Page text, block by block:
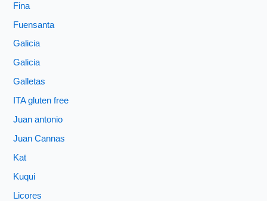
Fina
Fuensanta
Galicia
Galicia
Galletas
ITA gluten free
Juan antonio
Juan Cannas
Kat
Kuqui
Licores